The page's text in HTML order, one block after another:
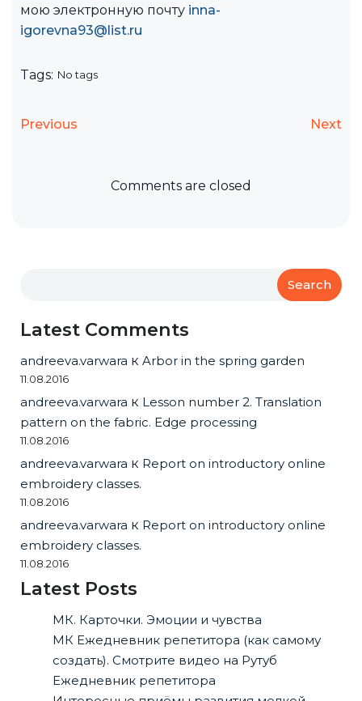
мою электронную почту inna-
igorevna93@list.ru
Tags: No tags
Previous Next
Comments are closed
Search
Latest Comments
andreeva.varwara к Arbor in the spring garden
11.08.2016
andreeva.varwara к Lesson number 2. Translation
pattern on the fabric. Edge processing
11.08.2016
andreeva.varwara к Report on introductory online
embroidery classes.
11.08.2016
andreeva.varwara к Report on introductory online
embroidery classes.
11.08.2016
Latest Posts
МК. Карточки. Эмоции и чувства
МК Ежедневник репетитора (как самому
создать). Смотрите видео на Рутуб
Ежедневник репетитора